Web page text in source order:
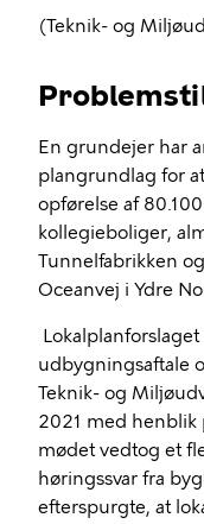
(Teknik- og
En grundejer har
plangrundlag for
opførelse af
kollegieboliger,
Tunnelfabrikken
Oceanvej i Ydre
udbygningsaftale
Teknik- og
2021 med henblik
mødet vedtog et
høringssvar fra
efterspurgte, at